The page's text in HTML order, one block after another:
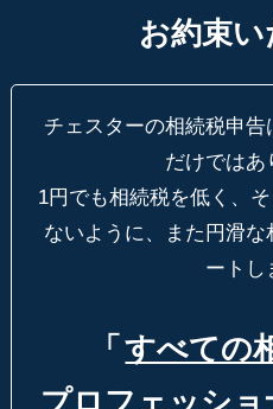
お約束
チェスターの相続税申
だけではあ
1円でも相続税を低く、
ないように、
また円滑
ートし
「 すべての
プロフェッシ